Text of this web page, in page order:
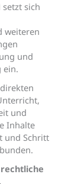
sich
weiteren
und
ein.
und
Inhalte
und Schritt